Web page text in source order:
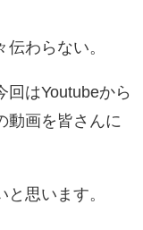
わらない。
回はYoutubeから
動画を皆さんに
思います。